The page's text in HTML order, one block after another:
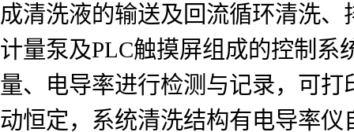
成清洗液的输送及回流循环清洗
计量泵及PLC触摸屏组成的控制
量、电导率进行检测与记录，可
动恒定，系统清洗结构有电导率仪